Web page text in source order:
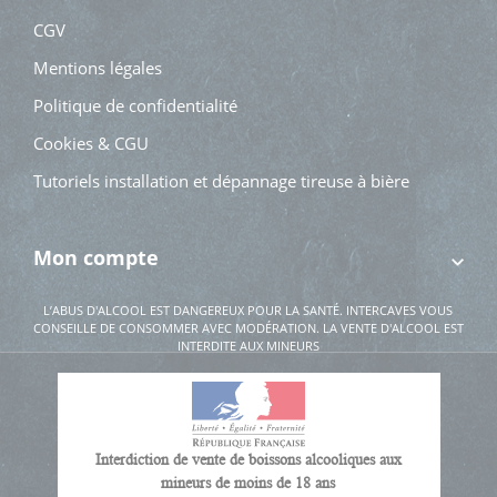
CGV
Mentions légales
Politique de confidentialité
Cookies & CGU
Tutoriels installation et dépannage tireuse à bière
Mon compte
L’ABUS D'ALCOOL EST DANGEREUX POUR LA SANTÉ. INTERCAVES VOUS
CONSEILLE DE CONSOMMER AVEC MODÉRATION. LA VENTE D'ALCOOL EST
INTERDITE AUX MINEURS
Interdiction de vente de boissons alcooliques aux
mineurs de moins de 18 ans